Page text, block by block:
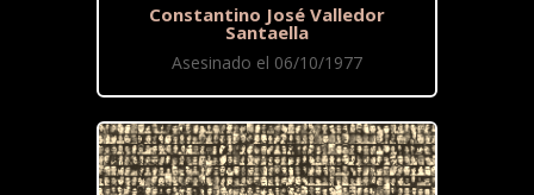
Constantino José Valledor
Santaella
Asesinado el 06/10/1977